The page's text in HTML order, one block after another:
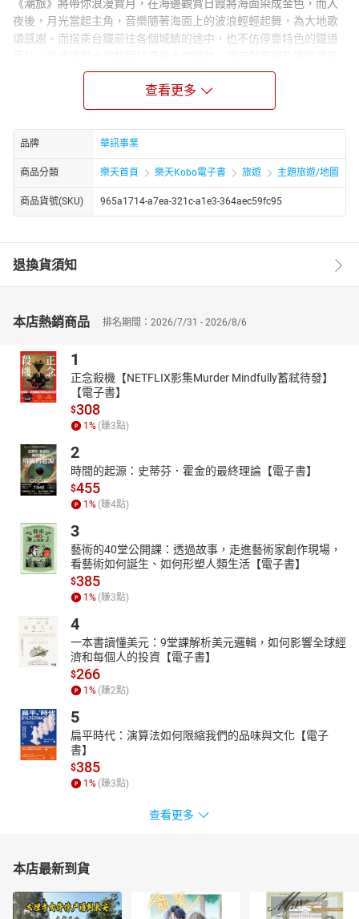
《潮旅》將帶你浪漫賞月，在海邊觀賞日霞將海面染成金色，而入
夜後，月光當起主角，音樂隨著海面上的波浪輕輕起舞，為大地歌
頌感謝。而搭乘台鐵前往各個城鎮的途中，也不仿停靠特色的鐵道
填滿中秋月圓的假期。
028 COVER PEOPLE 封面人物
安心亞 女力當道
傷心時不必得聽情歌，想安靜時不一定得沉浸於書籍，循規蹈矩在
這個時代已不那麼管用，轉換快速的程度遠比你想像的還要劇烈，
想在這個世代站上舞台，如何跟上這節奏任憑你去定義。從來都不
不被設限，這小妮子如果不古靈精怪，那就不是她了！
COVER_ 安心亞 PHOTO_ Mark Lee VISUAL_ Yoco
GUCCI
036 FUN TAIWAN 台灣私房
森林野訪。綠遊蹤
台灣最美後花園 縱谷生態知性旅
池南國家森林遊樂區、知本國家森林遊樂區
048 STYLE 時尚精品
058 AFTER WORK 下班後
男士下班後 修甲按摩好放鬆
074 ON-BOARD BOUTIQUE
076 EDITOR’S CHOICE
新鮮推薦
086 GOURMET 玩味饗宴
098 FEATURE 中秋特企
皓月當空 中秋祝福
108 FOCUS 聚焦台灣
台灣的驕傲 機能紡織矽谷
114 VOYAGE輕裝啟程
水路基隆 一日雙島
發現未知勃艮第
126 TABIIRO 旅色X潮旅
130 NEWS 全球探索
查看更多
品牌 華訊事業
商品分類 樂天首頁 樂天Kobo電子書 旅遊 主題旅遊/地圖
商品貨號(SKU) 965a1714-a7ea-321c-a1e3-364aec59fc95
退換貨須知
本店熱銷商品 排名期間：2026/7/31 - 2026/8/6
1
正念殺機【NETFLIX影集Murder Mindfully蓄弒待發】
【電子書】
$308
1 % (賺3點)
2
時間的起源：史蒂芬．霍金的最終理論【電子書】
$455
1 % (賺4點)
3
藝術的40堂公開課：透過故事，走進藝術家創作現場，
看藝術如何誕生、如何形塑人類生活【電子書】
$385
1 % (賺3點)
4
一本書讀懂美元：9堂課解析美元邏輯，如何影響全球經
濟和每個人的投資【電子書】
$266
1 % (賺2點)
5
扁平時代：演算法如何限縮我們的品味與文化【電子
書】
$385
1 % (賺3點)
查看更多
本店最新到貨